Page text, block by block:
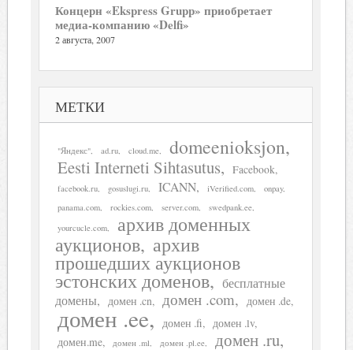
Концерн «Ekspress Grupp» приобретает
медиа-компанию «Delfi»
2 августа, 2007
МЕТКИ
"Яндекс" ad.ru cloud.me domeenioksjon
Eesti Interneti Sihtasutus Facebook
facebook.ru gosuslugi.ru ICANN iVerified.com
onpay
panama.com
rockies.com server.com
swedpank.ee
yourcucle.com
архив доменных
аукционов архив
прошедших аукционов
эстонских доменов
бесплатные
домены
домен .cn домен .com домен .de
домен .ee домен .fi
домен .lv
домен.me
домен .ml домен .pl.ee домен .ru